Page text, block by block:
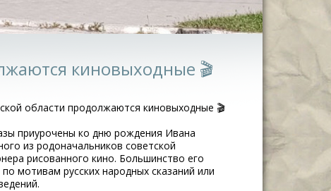
киновыходные 🎬
области продолжаются киновыходные 🎬
приурочены ко дню рождения Ивана
из родоначальников советской
рисованного кино. Большинство его
мотивам русских народных сказаний или